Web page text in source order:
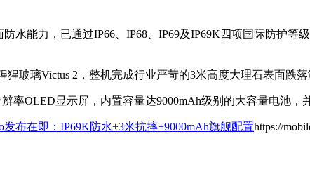
水能力，已通过IP66、IP68、IP69及IP69K四项国际防护
玻璃Victus 2，整机完成行业严苛的3米高度大理石表面跌
率OLED显示屏，内置容量达9000mAh级别的大容量电池，
发布在即：IP69K防水+3米抗摔+9000mAh旗舰配置https://